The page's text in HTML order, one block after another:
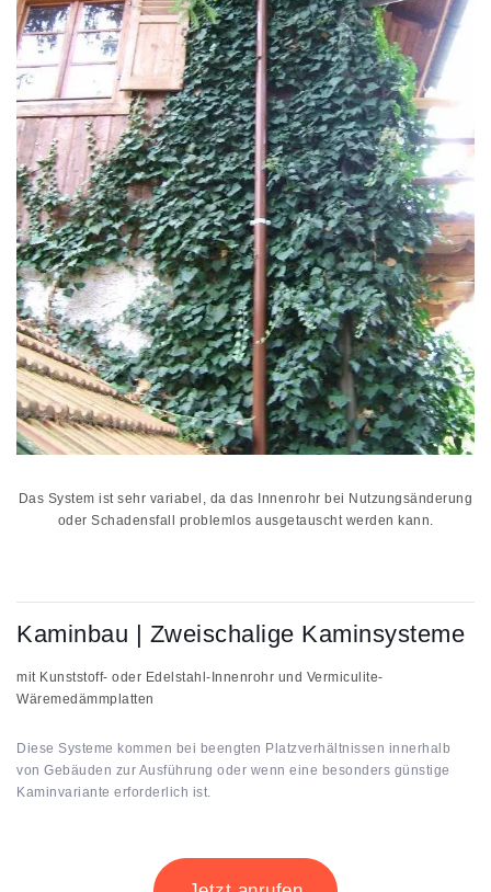
Das System ist sehr variabel, da das Innenrohr bei Nutzungsänderung
oder Schadensfall problemlos ausgetauscht werden kann.
Kaminbau | Zweischalige Kaminsysteme
mit Kunststoff- oder Edelstahl-Innenrohr und Vermiculite-
Wäremedämmplatten
Diese Systeme kommen bei beengten Platzverhältnissen innerhalb
von Gebäuden zur Ausführung oder wenn eine besonders günstige
Kaminvariante erforderlich ist.